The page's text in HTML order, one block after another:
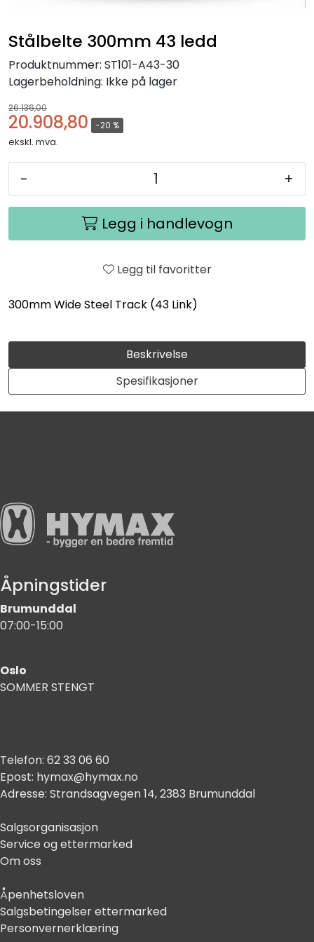
Stålbelte 300mm 43 ledd
Produktnummer: ST101-A43-30
Lagerbeholdning: Ikke på lager
26.136,00
20.908,80 -20 %
ekskl. mva.
- +
Legg i handlevogn
Legg til favoritter
300mm Wide Steel Track (43 Link)
Beskrivelse
Spesifikasjoner
Åpningstider
Brumunddal
07:00-15:00
Oslo
SOMMER STENGT
Telefon: 62 33 06 60
Epost: hymax@hymax.no
Adresse: Strandsagvegen 14, 2383 Brumunddal
Salgsorganisasjon
Service og ettermarked
Om oss
Åpenhetsloven
Salgsbetingelser ettermarked
Personvernerklæring